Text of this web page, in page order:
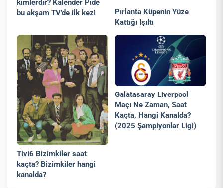
kimlerdir? Kalender Pide
bu akşam TV’de ilk kez!
Pırlanta Küpenin Yüze
Kattığı Işıltı
Tivi6 Bizimkiler saat
kaçta? Bizimkiler hangi
kanalda?
Galatasaray Liverpool
Maçı Ne Zaman, Saat
Kaçta, Hangi Kanalda?
(2025 Şampiyonlar Ligi)